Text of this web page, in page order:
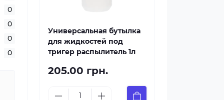
0
0
0
0
Универсальная бутылка
для жидкостей под
тригер распылитель 1л
205.00 грн.